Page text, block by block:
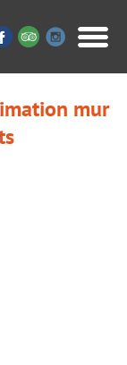
mur